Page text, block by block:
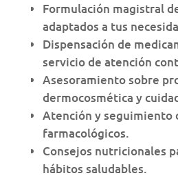
Formulación magistral
adaptados a tus
Dispensación de
servicio de atención
Asesoramiento sobre
dermocosmética y
Atención y seguimiento
farmacológicos.
Consejos nutricionales
hábitos saludables.